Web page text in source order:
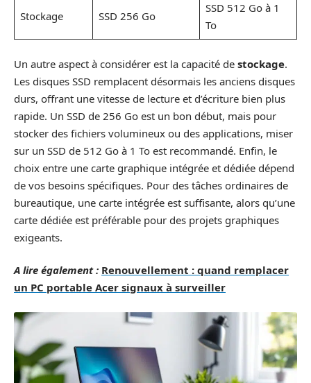
Stockage SSD 256 Go
SSD 512 Go à 1
To
Un autre aspect à considérer est la capacité de stockage.
Les disques SSD remplacent désormais les anciens disques
durs, offrant une vitesse de lecture et d’écriture bien plus
rapide. Un SSD de 256 Go est un bon début, mais pour
stocker des fichiers volumineux ou des applications, miser
sur un SSD de 512 Go à 1 To est recommandé. Enfin, le
choix entre une carte graphique intégrée et dédiée dépend
de vos besoins spécifiques. Pour des tâches ordinaires de
bureautique, une carte intégrée est suffisante, alors qu’une
carte dédiée est préférable pour des projets graphiques
exigeants.
A lire également : Renouvellement : quand remplacer
un PC portable Acer signaux à surveiller